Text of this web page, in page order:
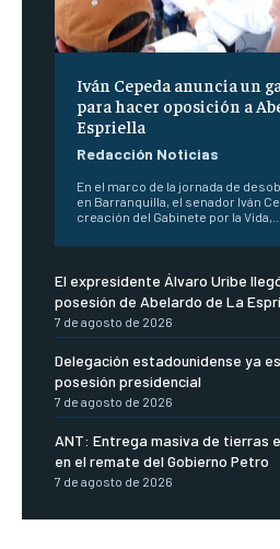
Iván Cepeda anuncia un
para hacer oposición a
Espriella
Redacción Noticias
En el marco de la jornada de
en Barranquilla, el senador Iván
creación del Gabinete por la Vida,...
El expresidente Álvaro Uribe
posesión de Abelardo de La
7 de agosto de 2026
Delegación estadounidense ya
posesión presidencial
7 de agosto de 2026
ANT: Entrega masiva de tierras
en el remate del Gobierno Petro
7 de agosto de 2026